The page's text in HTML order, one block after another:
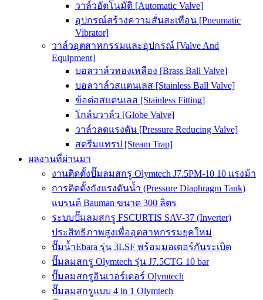
วาล์วอัตโนมัติ [Automatic Valve]
อุปกรณ์สร้างความสั่นสะเทือน [Pneumatic
Vibrator]
วาล์วอุตสาหกรรมและอุปกรณ์ [Valve And
Equipment]
บอลวาล์วทองเหลือง [Brass Ball Valve]
บอลวาล์วสแตนเลส [Stainless Ball Valve]
ข้อต่อสแตนเลส [Stainless Fitting]
โกล์บวาล์ว [Globe Valve]
วาล์วลดแรงดัน [Pressure Reducing Valve]
สตรีมแทรป [Steam Trap]
ผลงานที่ผ่านมา
งานติดตั้งปั๊มลมสกรู Olymtech J7.5PM-10 10 แรงม้า
การติดตั้งถังแรงดันน้ำ (Pressure Diaphragm Tank)
แบรนด์ Bauman ขนาด 300 ลิตร
ระบบปั๊มลมสกรู FSCURTIS SAV-37 (Inverter)
ประสิทธิภาพสูงเพื่ออุตสาหกรรมยุคใหม่
ปั๊มน้ำEbara รุ่น 3LSF พร้อมมอเตอร์กันระเบิด
ปั๊มลมสกรู Olymtech รุ่น J7.5CTG 10 bar
ปั๊มลมสกรูอินเวอร์เตอร์ Olymtech
ปั๊มลมสกรูแบบ 4 in 1 Olymtech